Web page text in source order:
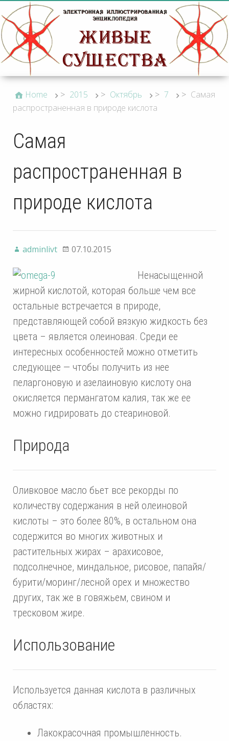
Home > 2015 > Октябрь > 7 > Самая
распространенная в природе кислота
Самая
распространенная в
природе кислота
adminlivt 07.10.2015
Ненасыщенной
жирной кислотой, которая больше чем все
остальные встречается в природе,
представляющей собой вязкую жидкость без
цвета – является олеиновая. Среди ее
интересных особенностей можно отметить
следующее — чтобы получить из нее
пеларгоновую и азелаиновую кислоту она
окисляется пермангатом калия, так же ее
можно гидрировать до стеариновой.
Природа
Оливковое масло бьет все рекорды по
количеству содержания в ней олеиновой
кислоты – это более 80%, в остальном она
содержится во многих животных и
растительных жирах – арахисовое,
подсолнечное, миндальное, рисовое, папайя/
бурити/моринг/лесной орех и множество
других, так же в говяжьем, свином и
тресковом жире.
Использование
Используется данная кислота в различных
областях:
Лакокрасочная промышленность.